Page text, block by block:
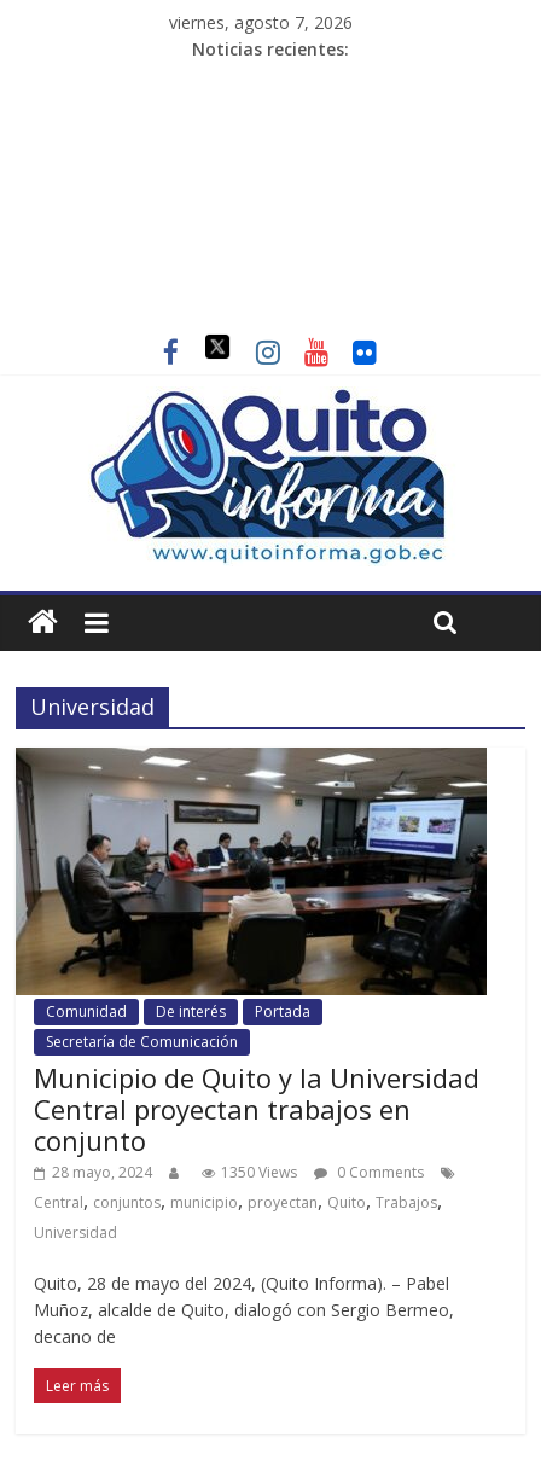
viernes, agosto 7, 2026
Noticias recientes:
Universidad
Comunidad De interés
Portada
Secretaría de Comunicación
Municipio de Quito y la Universidad
Central proyectan trabajos en
conjunto
28 mayo, 2024 1350 Views
0 Comments
Central, conjuntos, municipio, proyectan, Quito,Trabajos,
Universidad
Quito, 28 de mayo del 2024, (Quito Informa). – Pabel
Muñoz, alcalde de Quito, dialogó con Sergio Bermeo,
decano de
Leer más